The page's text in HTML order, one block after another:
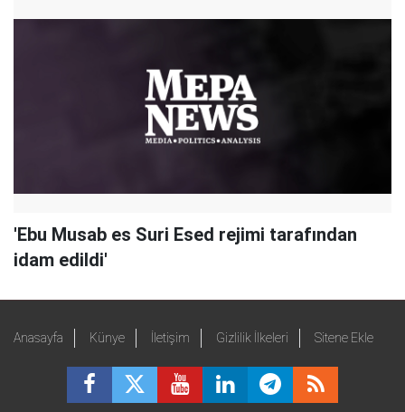
'Ebu Musab es Suri Esed rejimi tarafından
idam edildi'
Anasayfa Künye İletişim Gizlilik İlkeleri Sitene Ekle